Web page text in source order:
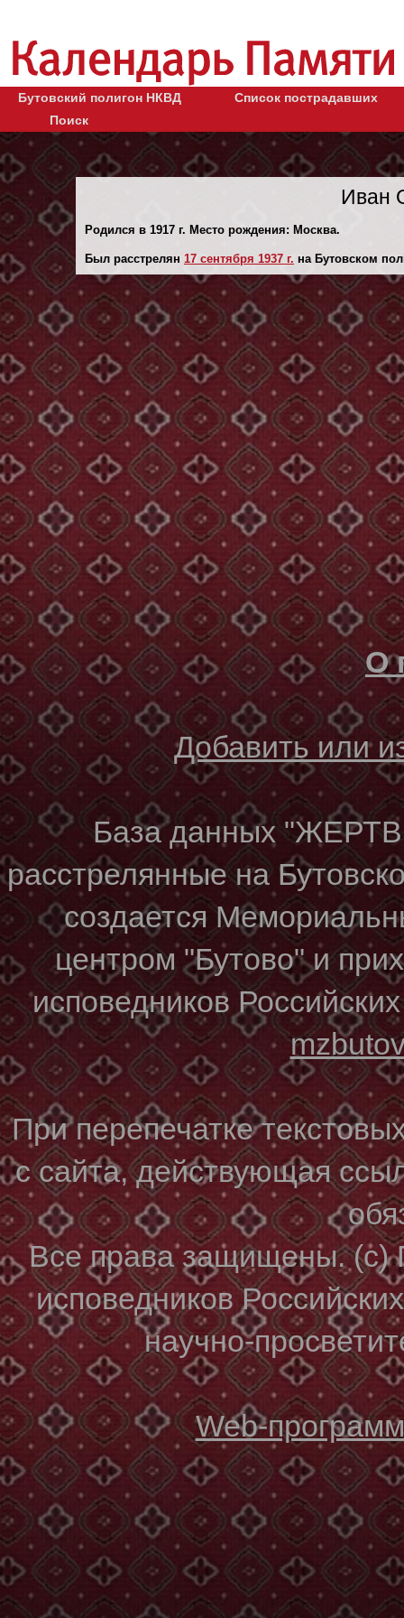
Бутовский полигон НКВД
Список пострадавших
Поиск
Иван
Родился в 1917 г. Место рождения: Москва.
Был расстрелян 17 сентября 1937 г. на Бутовском
О
Добавить или
База данных
расстрелянные на
создается
центром "Бутово" и
исповедников
При перепечатке
с сайта, действующая
Все права защищены. (с)
исповедников
научно-
Web-